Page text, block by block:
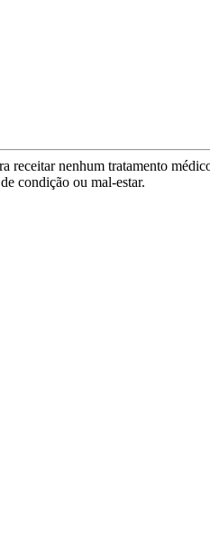
receitar nenhum tratamento
condição ou mal-estar.